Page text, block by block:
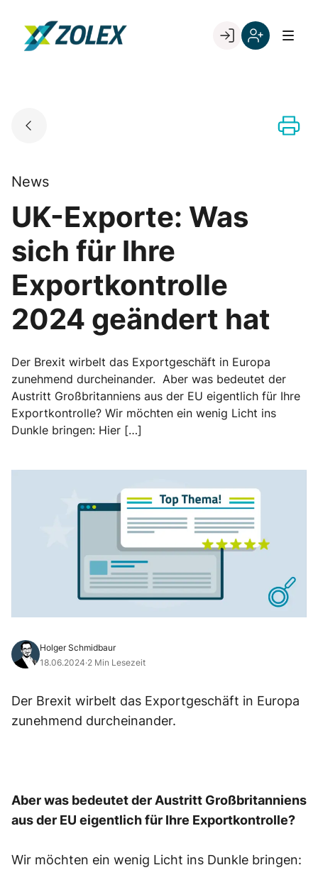
content
Go to landing page.
News
UK-Exporte: Was
sich für Ihre
Exportkontrolle
2024 geändert hat
Der Brexit wirbelt das Exportgeschäft in Europa
zunehmend durcheinander. Aber was bedeutet der
Austritt Großbritanniens aus der EU eigentlich für Ihre
Exportkontrolle? Wir möchten ein wenig Licht ins
Dunkle bringen: Hier […]
Holger Schmidbaur
18.06.2024·2 Min Lesezeit
Der Brexit wirbelt das Exportgeschäft in Europa
zunehmend durcheinander.
Aber was bedeutet der Austritt Großbritanniens
aus der EU eigentlich für Ihre Exportkontrolle?
Wir möchten ein wenig Licht ins Dunkle bringen: